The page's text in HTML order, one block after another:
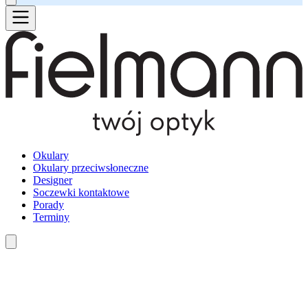
Okulary
Okulary przeciwsłoneczne
Designer
Soczewki kontaktowe
Porady
Terminy